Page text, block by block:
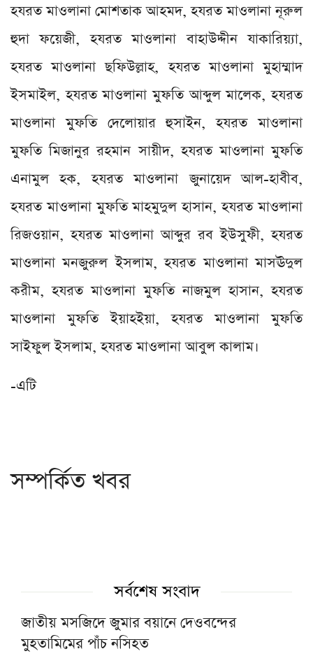
হযরত মাওলানা মোশতাক আহমদ, হযরত মাওলানা নূরুল
হুদা ফয়েজী, হযরত মাওলানা বাহাউদ্দীন যাকারিয়্যা,
হযরত মাওলানা ছফিউল্লাহ, হযরত মাওলানা মুহাম্মাদ
ইসমাইল, হযরত মাওলানা মুফতি আব্দুল মালেক, হযরত
মাওলানা মুফতি দেলোয়ার হুসাইন, হযরত মাওলানা
মুফতি মিজানুর রহমান সায়ীদ, হযরত মাওলানা মুফতি
এনামুল হক, হযরত মাওলানা জুনায়েদ আল-হাবীব,
হযরত মাওলানা মুফতি মাহমুদুল হাসান, হযরত মাওলানা
রিজওয়ান, হযরত মাওলানা আব্দুর রব ইউসুফী, হযরত
মাওলানা মনজুরুল ইসলাম, হযরত মাওলানা মাসঊদুল
করীম, হযরত মাওলানা মুফতি নাজমুল হাসান, হযরত
মাওলানা মুফতি ইয়াহইয়া, হযরত মাওলানা মুফতি
সাইফুল ইসলাম, হযরত মাওলানা আবুল কালাম।
-এটি
সম্পর্কিত খবর
সর্বশেষ সংবাদ
জাতীয় মসজিদে জুমার বয়ানে দেওবন্দের
মুহতামিমের পাঁচ নসিহত